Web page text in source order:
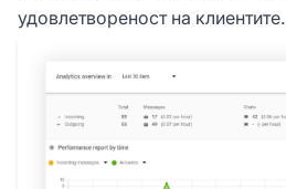
удовлетвореност на клиентите.